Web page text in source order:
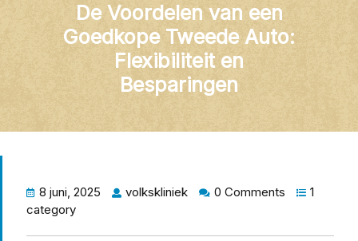
De Voordelen van een
Goedkope Tweede Auto:
Flexibiliteit en
Besparingen
8 juni, 2025 volkskliniek 0 Comments
1
category